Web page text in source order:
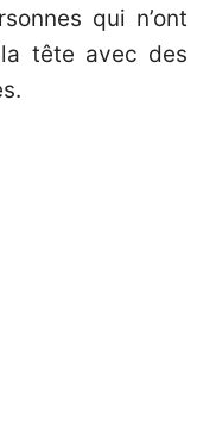
qui n’ont
tête avec des